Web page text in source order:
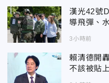
漢光42號
導飛彈、
3小時前
賴清德開
不該被貼